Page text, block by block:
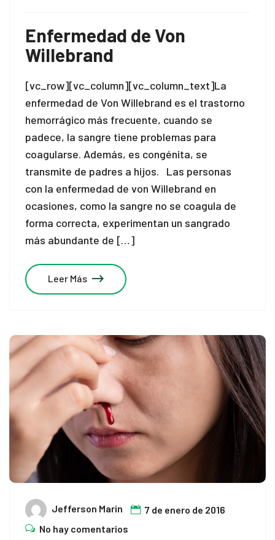
Enfermedad de Von
Willebrand
[vc_row][vc_column][vc_column_text]La
enfermedad de Von Willebrand es el trastorno
hemorrágico más frecuente, cuando se
padece, la sangre tiene problemas para
coagularse. Además, es congénita, se
transmite de padres a hijos. Las personas
con la enfermedad de von Willebrand en
ocasiones, como la sangre no se coagula de
forma correcta, experimentan un sangrado
más abundante de […]
Leer Más
Jefferson Marin
7 de enero de 2016
No hay comentarios